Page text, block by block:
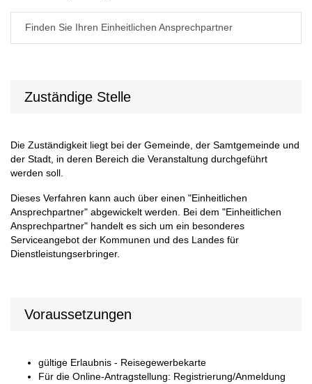
Finden Sie Ihren Einheitlichen Ansprechpartner
Zuständige Stelle
Die Zuständigkeit liegt bei der Gemeinde, der Samtgemeinde und
der Stadt, in deren Bereich die Veranstaltung durchgeführt
werden soll.
Dieses Verfahren kann auch über einen "Einheitlichen
Ansprechpartner" abgewickelt werden. Bei dem "Einheitlichen
Ansprechpartner" handelt es sich um ein besonderes
Serviceangebot der Kommunen und des Landes für
Dienstleistungserbringer.
Voraussetzungen
gültige Erlaubnis - Reisegewerbekarte
Für die Online-Antragstellung: Registrierung/Anmeldung